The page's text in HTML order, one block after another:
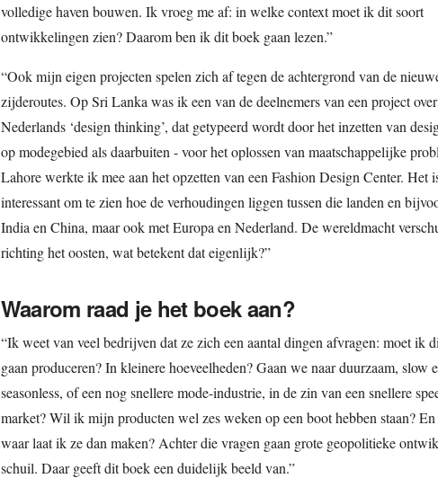
volledige haven bouwen. Ik vroeg me af: in welke context moet ik dit soort
ontwikkelingen zien? Daarom ben ik dit boek gaan lezen.”
“Ook mijn eigen projecten spelen zich af tegen de achtergrond van de
zijderoutes. Op Sri Lanka was ik een van de deelnemers van een project over
Nederlands ‘design thinking’, dat getypeerd wordt door het inzetten van
op modegebied als daarbuiten - voor het oplossen van maatschappelijke
Lahore werkte ik mee aan het opzetten van een Fashion Design Center. Het
interessant om te zien hoe de verhoudingen liggen tussen die landen en
India en China, maar ook met Europa en Nederland. De wereldmacht
richting het oosten, wat betekent dat eigenlijk?”
Waarom raad je het boek aan?
“Ik weet van veel bedrijven dat ze zich een aantal dingen afvragen: moet ik
gaan produceren? In kleinere hoeveelheden? Gaan we naar duurzaam, slow
seasonless, of een nog snellere mode-industrie, in de zin van een snellere
market? Wil ik mijn producten wel zes weken op een boot hebben staan?
waar laat ik ze dan maken? Achter die vragen gaan grote geopolitieke
schuil. Daar geeft dit boek een duidelijk beeld van.”